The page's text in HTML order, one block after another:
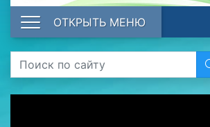
ОТКРЫТЬ МЕНЮ